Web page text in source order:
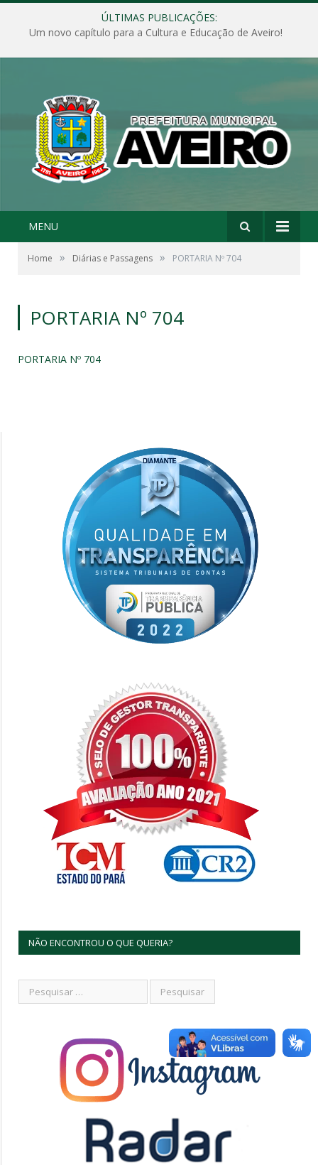
ÚLTIMAS PUBLICAÇÕES:
Um novo capítulo para a Cultura e Educação de Aveiro!
MENU
Home » Diárias e Passagens » PORTARIA Nº 704
PORTARIA Nº 704
PORTARIA Nº 704
NÃO ENCONTROU O QUE QUERIA?